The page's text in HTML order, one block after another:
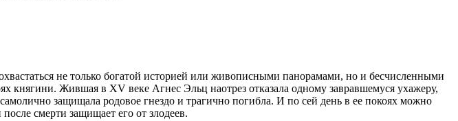
не только богатой историей или живописными панорамами, но и бесчисленными
княгини. Жившая в XV веке Агнес Эльц наотрез отказала одному завравшемуся ухажеру,
защищала родовое гнездо и трагично погибла. И по сей день в ее покоях можно
смерти защищает его от злодеев.